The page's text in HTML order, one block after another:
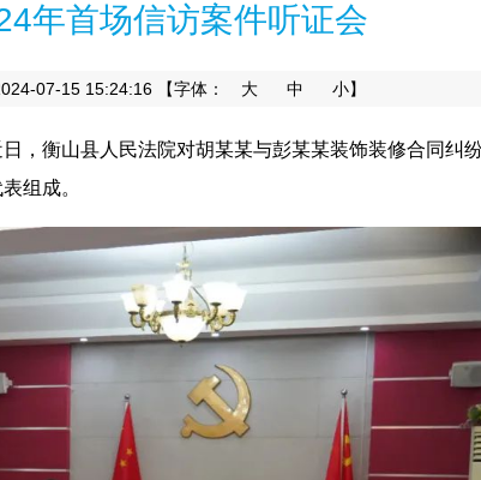
年首场信访案件听证会
07-15 15:24:16 【字体： 大 中 小】
， 衡山县人民法院对胡某某与彭某某装饰装修合同纠
组成。